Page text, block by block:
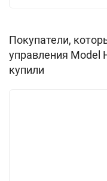
Покупатели,
управления Model
купили